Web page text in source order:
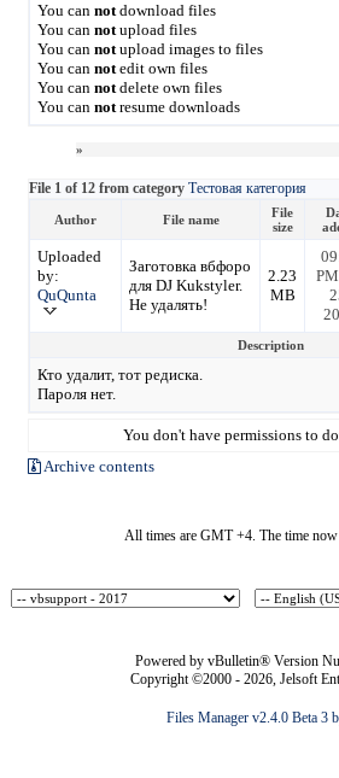
You can notdownload files
You can notupload files
You can notupload images to files
You can notedit own files
You can notdelete own files
You can notresume downloads
»
File 1 of 12 from category Тестовая категория
Author File name
File
size
Uploaded
by:
QuQunta
Заготовка вбфоро
для DJ Kukstyler.
Не удалять!
2.23
MB
Description
Кто удалит, тот редиска.
Пароля нет.
You don't have permissions to
Archive contents
All times are GMT +4. The time
Powered by vBulletin® Version
Copyright ©2000 - 2026, Jelsoft
Files Manager v2.4.0 Beta 3